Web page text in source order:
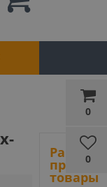
0
0
Ранее
товары